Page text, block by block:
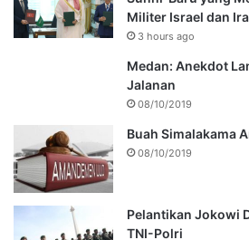
Militer Israel dan
3 hours ago
Medan: Anekdot
Jalanan
08/10/2019
Buah Simalakama
08/10/2019
Pelantikan Jokowi
TNI-Polri